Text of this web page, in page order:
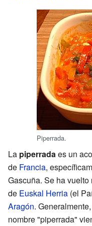
Piperrada.
La piperrada es un
de Francia,
Gascuña. Se ha
de Euskal Herria (el
Aragón.
nombre "piperrada"